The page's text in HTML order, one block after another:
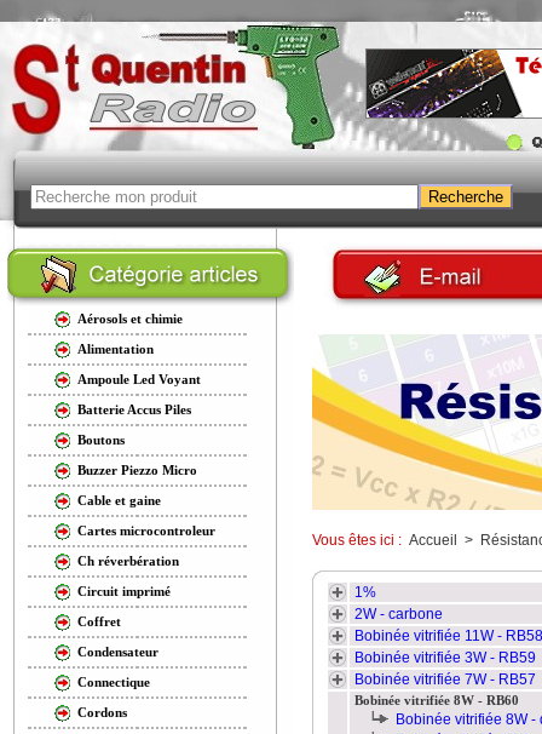
Aérosols et chimie
Alimentation
Ampoule Led Voyant
Batterie Accus Piles
Boutons
Buzzer Piezzo Micro
Cable et gaine
Cartes microcontroleur
Ch réverbération
Circuit imprimé
Coffret
Condensateur
Connectique
Cordons
Vous êtes ici : Accueil >
1%
2W - carbone
Bobinée vitrifiée 11W - RB58
Bobinée vitrifiée 3W - RB59
Bobinée vitrifiée 7W - RB57
Bobinée vitrifiée 8W - RB60
Bobinée vitrifiée 8W -